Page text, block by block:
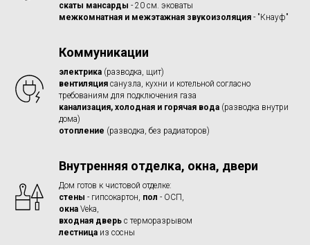
скаты мансарды - 20 см. эковаты
межкомнатная и межэтажная звукоизоляция - "Кнауф"
Коммуникации
электрика (разводка, щит)
вентиляция санузла, кухни и котельной согласно
требованиям для подключения газа
канализация, холодная и горячая вода (разводка внутри
дома)
отопление (разводка, без радиаторов)
Внутренняя отделка, окна, двери
Дом готов к чистовой отделке:
стены - гипсокартон, пол - ОСП,
окна Veka,
входная дверь с терморазрывом
лестница из сосны